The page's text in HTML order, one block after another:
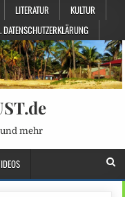
LITERATUR
KULTUR
mehr